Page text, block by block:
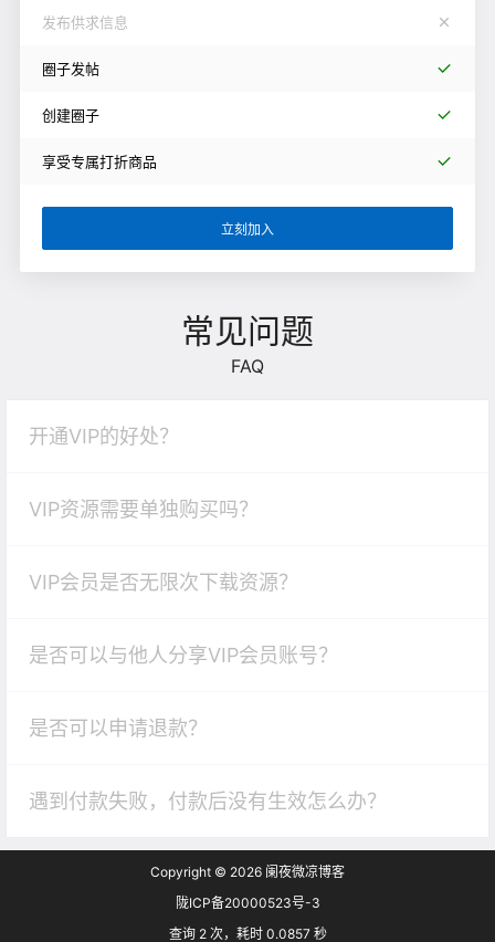
发布供求信息
圈子发帖
创建圈子
享受专属打折商品
立刻加入
常见问题
FAQ
开通VIP的好处？
VIP资源需要单独购买吗？
VIP会员是否无限次下载资源？
是否可以与他人分享VIP会员账号？
是否可以申请退款？
遇到付款失败，付款后没有生效怎么办？
Copyright © 2026 阑夜微凉博客
陇ICP备20000523号-3
查询 2 次，耗时 0.0857 秒